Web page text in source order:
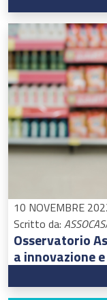
10 NOVEMBRE
Scritto da:
Osservatorio
a innovazione